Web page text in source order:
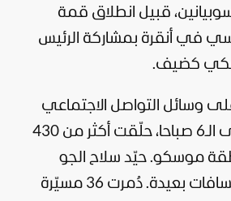
قبيل انطلاق قمة
في أنقرة بمشاركة الرئيس
كضيف.
وسائل التواصل الاجتماعي
"منذ المساء وحتى الـ6 صباحا، حلّقت أكثر من 430
موسكو. حيّد سلاح الجو
معظمها على مسافات بعيدة. دُمرت 36 مسيّرة